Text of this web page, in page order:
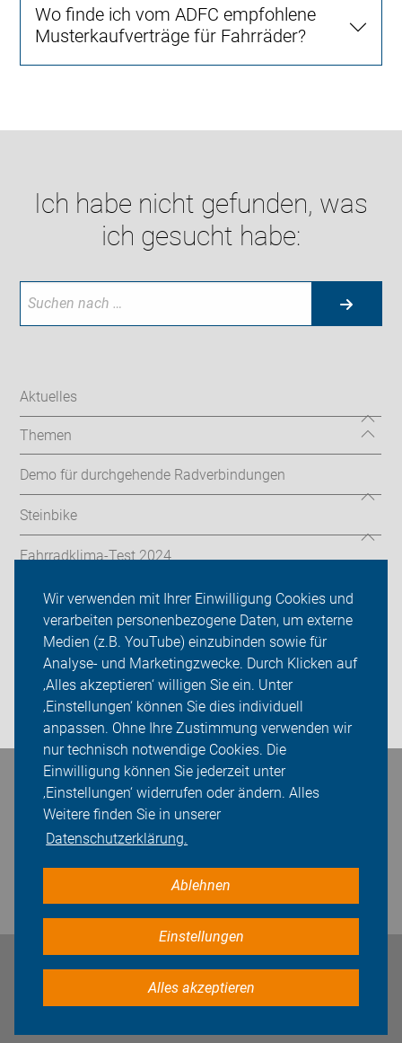
Wir verwenden mit Ihrer Einwilligung Cookies und
verarbeiten personenbezogene Daten, um externe
Medien (z.B. YouTube) einzubinden sowie für
Analyse- und Marketingzwecke. Durch Klicken auf
‚Alles akzeptieren‘ willigen Sie ein. Unter
‚Einstellungen‘ können Sie dies individuell
anpassen. Ohne Ihre Zustimmung verwenden wir
nur technisch notwendige Cookies. Die
Einwilligung können Sie jederzeit unter
‚Einstellungen‘ widerrufen oder ändern. Alles
Weitere finden Sie in unserer
Datenschutzerklärung.
Ablehnen
Einstellungen
Alles akzeptieren
Wo finde ich vom ADFC empfohlene
Musterkaufverträge für Fahrräder?
Ich habe nicht gefunden, was
ich gesucht habe:
Aktuelles
Themen
Demo für durchgehende Radverbindungen
Steinbike
Fahrradklima-Test 2024
ADFC Oberursel/Steinbach
Sei dabei
Presse
Login
Bleiben Sie in Kontakt